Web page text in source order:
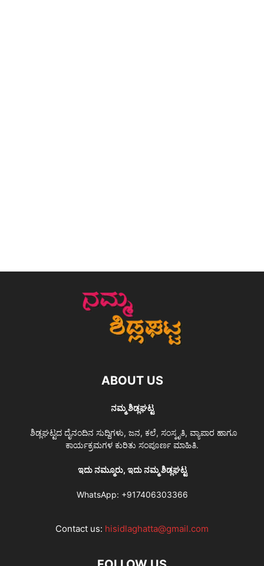
ABOUT US
ನಮ್ಮ ಶಿಡ್ಲಘಟ್ಟ
ಶಿಡ್ಲಘಟ್ಟದ ದೈನಂದಿನ ಸುದ್ದಿಗಳು, ಜನ, ಕಲೆ, ಸಂಸ್ಕೃತಿ, ವ್ಯಾಪಾರ ಹಾಗೂ
ಕಾರ್ಯಕ್ರಮಗಳ ಕುರಿತು ಸಂಪೂರ್ಣ ಮಾಹಿತಿ.
ಇದು ನಮ್ಮೂರು, ಇದು ನಮ್ಮ ಶಿಡ್ಲಘಟ್ಟ
WhatsApp: +917406303366
Contact us: hisidlaghatta@gmail.com